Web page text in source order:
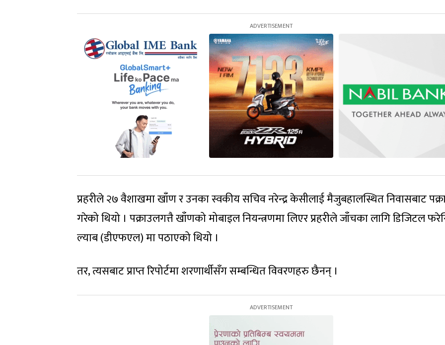
प्रहरीले २७ वैशाखमा खाँण र उनका स्वकीय सचिव नरेन्द्र केसीलाई मैजुबहालस्थित निवासबाट
गरेको थियो । पक्राउलगत्तै खाँणको मोबाइल नियन्त्रणमा लिएर प्रहरीले जाँचका लागि डिजिटल
ल्याब (डीएफएल) मा पठाएको थियो ।
तर, त्यसबाट प्राप्त रिपोर्टमा शरणार्थीसँग सम्बन्धित विवरणहरु छैनन् ।